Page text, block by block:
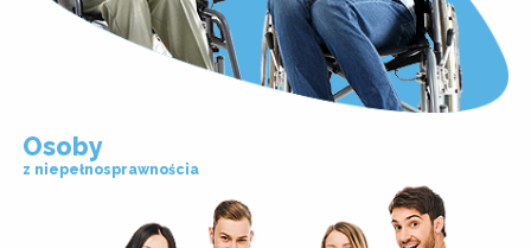
Osoby
z niepełnosprawnościa